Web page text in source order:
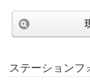
ステーションフ